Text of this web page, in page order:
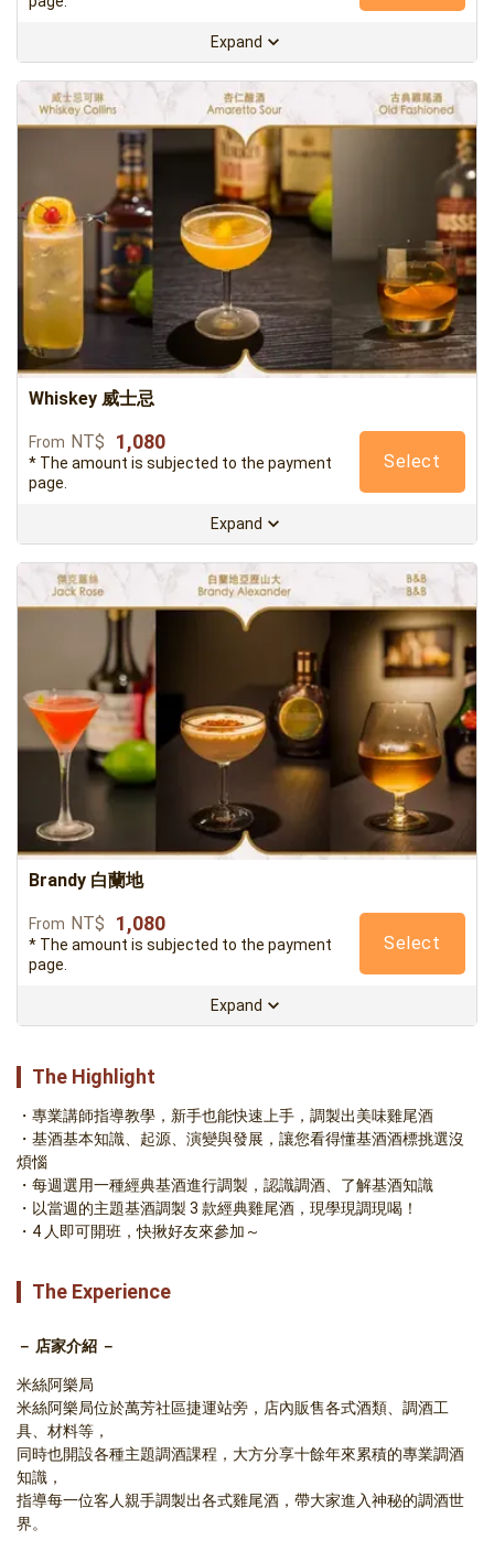
Expand
Whiskey 威士忌
From NT$ 1,080
* The amount is subjected to the payment
page.
Select
Expand
Brandy 白蘭地
From NT$ 1,080
* The amount is subjected to the payment
page.
Select
Expand
The Highlight
專業講師指導教學，新手也能快速上手，調製出美味雞尾酒
基酒基本知識、起源、演變與發展，讓您看得懂基酒酒標挑選沒
煩惱
每週選用一種經典基酒進行調製，認識調酒、了解基酒知識
以當週的主題基酒調製 3 款經典雞尾酒，現學現調現喝！
4 人即可開班，快揪好友來參加～
The Experience
－ 店家介紹 －
米絲阿樂局
米絲阿樂局位於萬芳社區捷運站旁，店內販售各式酒類、調酒工
具、材料等，
同時也開設各種主題調酒課程，大方分享十餘年來累積的專業調酒
知識，
指導每一位客人親手調製出各式雞尾酒，帶大家進入神秘的調酒世
界。